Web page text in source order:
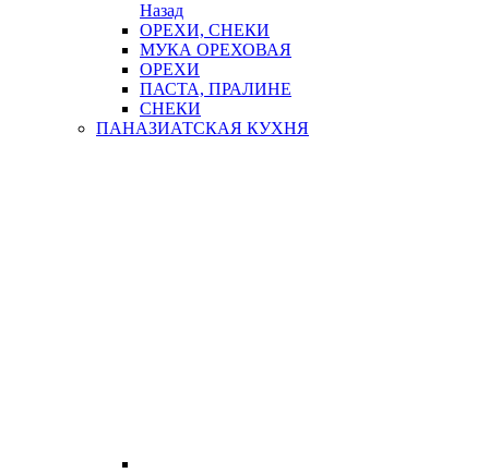
Назад
ОРЕХИ, СНЕКИ
МУКА ОРЕХОВАЯ
ОРЕХИ
ПАСТА, ПРАЛИНЕ
СНЕКИ
ПАНАЗИАТСКАЯ КУХНЯ